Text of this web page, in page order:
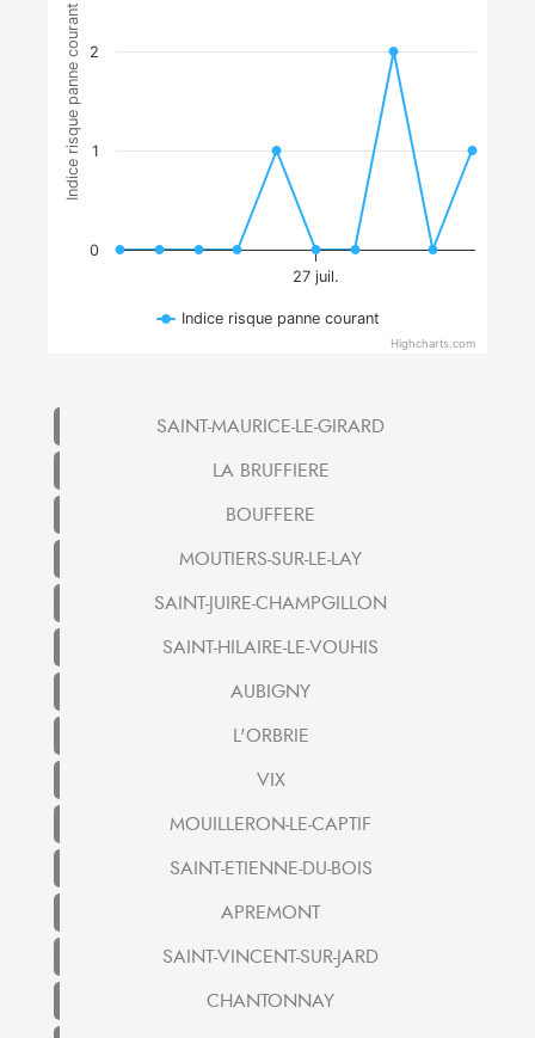
Indice risque panne courant
27 juil.
0
1
2
Indice risque panne courant
Highcharts.com
SAINT-MAURICE-LE-GIRARD
LA BRUFFIERE
BOUFFERE
MOUTIERS-SUR-LE-LAY
SAINT-JUIRE-CHAMPGILLON
SAINT-HILAIRE-LE-VOUHIS
AUBIGNY
L'ORBRIE
VIX
MOUILLERON-LE-CAPTIF
SAINT-ETIENNE-DU-BOIS
APREMONT
SAINT-VINCENT-SUR-JARD
CHANTONNAY